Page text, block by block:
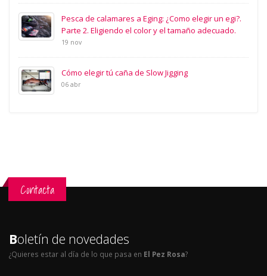
Pesca de calamares a Eging: ¿Como elegir un egi?.
Parte 2. Eligiendo el color y el tamaño adecuado.
19 nov
Cómo elegir tú caña de Slow Jigging
06 abr
Contacta
Boletín de novedades
¿Quieres estar al día de lo que pasa en El Pez Rosa?